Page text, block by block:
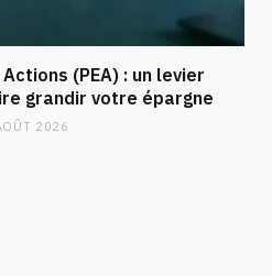
(PEA) : un levier
grandir votre épargne
2026